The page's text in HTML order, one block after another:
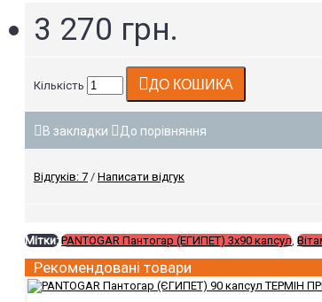
3 270 грн.
Кількість ДО КОШИКА
В закладки До порівняння
Відгуків: 7 / Написати відгук
Мітки: PANTOGAR Пантогар (ЕГИПЕТ) 3х90 капсул,
Рекомендовані товари